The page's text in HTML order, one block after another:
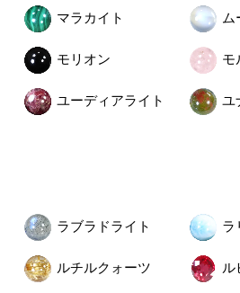
マラカイト ム
モリオン モ
ユーディアライト ユ
ラブラドライト ラ
ルチルクォーツ ル